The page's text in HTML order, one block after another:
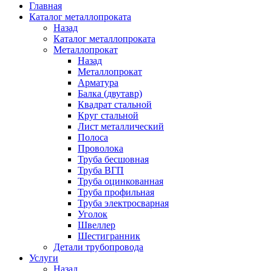
Главная
Каталог металлопроката
Назад
Каталог металлопроката
Металлопрокат
Назад
Металлопрокат
Арматура
Балка (двутавр)
Квадрат стальной
Круг стальной
Лист металлический
Полоса
Проволока
Труба бесшовная
Труба ВГП
Труба оцинкованная
Труба профильная
Труба электросварная
Уголок
Швеллер
Шестигранник
Детали трубопровода
Услуги
Назад